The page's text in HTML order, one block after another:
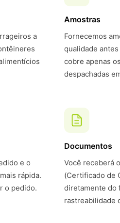
a
Amostras
Fornecemos
qualidade
cobre apenas
despachadas
e o
rápida.
o pedido.
Documentos
Você receberá
(Certificado de
diretamente do
rastreabilidade